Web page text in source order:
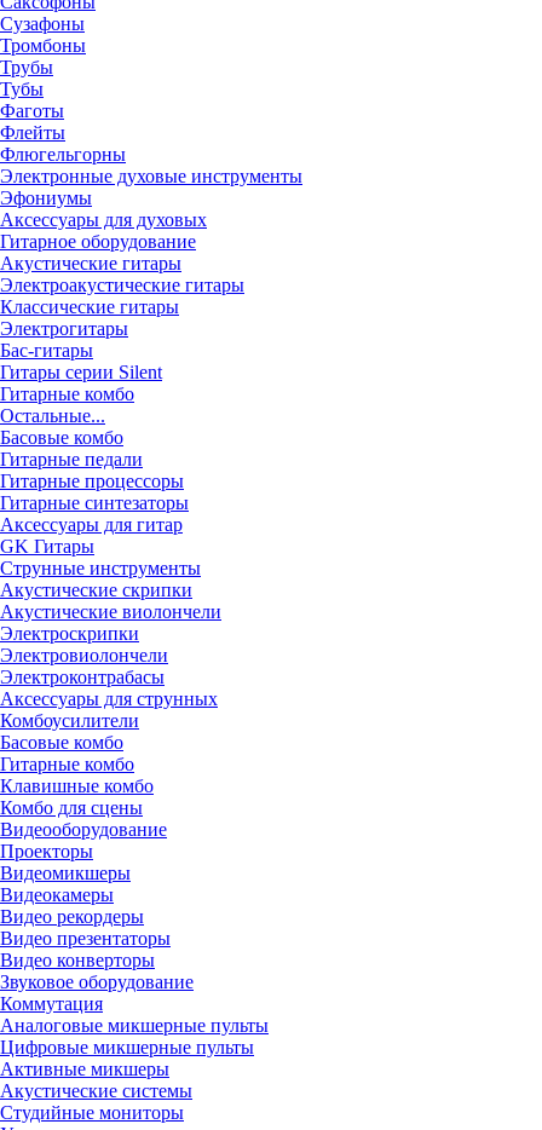
Сузафоны
Тромбоны
Трубы
Тубы
Фаготы
Флейты
Флюгельгорны
Электронные духовые инструменты
Эфониумы
Аксессуары для духовых
Гитарное оборудование
Акустические гитары
Электроакустические гитары
Классические гитары
Электрогитары
Бас-гитары
Гитары серии Silent
Гитарные комбо
Остальные...
Басовые комбо
Гитарные педали
Гитарные процессоры
Гитарные синтезаторы
Аксессуары для гитар
GK Гитары
Струнные инструменты
Акустические скрипки
Акустические виолончели
Электроскрипки
Электровиолончели
Электроконтрабасы
Аксессуары для струнных
Комбоусилители
Басовые комбо
Гитарные комбо
Клавишные комбо
Комбо для сцены
Видеооборудование
Проекторы
Видеомикшеры
Видеокамеры
Видео рекордеры
Видео презентаторы
Видео конверторы
Звуковое оборудование
Коммутация
Аналоговые микшерные пульты
Цифровые микшерные пульты
Активные микшеры
Акустические системы
Студийные мониторы